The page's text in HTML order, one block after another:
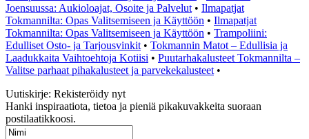
Joensuussa: Aukioloajat, Osoite ja Palvelut • Ilmapatjat
Tokmannilta: Opas Valitsemiseen ja Käyttöön • Ilmapatjat
Tokmannilta: Opas Valitsemiseen ja Käyttöön • Trampoliini:
Edulliset Osto- ja Tarjousvinkit • Tokmannin Matot – Edullisia ja
Laadukkaita Vaihtoehtoja Kotiisi • Puutarhakalusteet Tokmannilta –
Valitse parhaat pihakalusteet ja parvekekalusteet •
Uutiskirje: Rekisteröidy nyt
Hanki inspiraatiota, tietoa ja pieniä pikakuvakkeita suoraan
postilaatikkoosi.